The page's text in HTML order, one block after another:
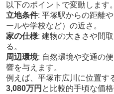
以下のポイントで変動します。
立地条件: 平塚駅からの距離
ールや学校など）の近さ。
家の仕様: 建物の大きさや間
る。
周辺環境: 自然環境や交通の
響を与えます。
例えば、平塚市広川に位置す
3,080万円 と比較的手頃な価